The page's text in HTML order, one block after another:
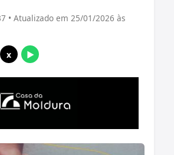
• Atualizado em 25/01/2026 às
x ▶